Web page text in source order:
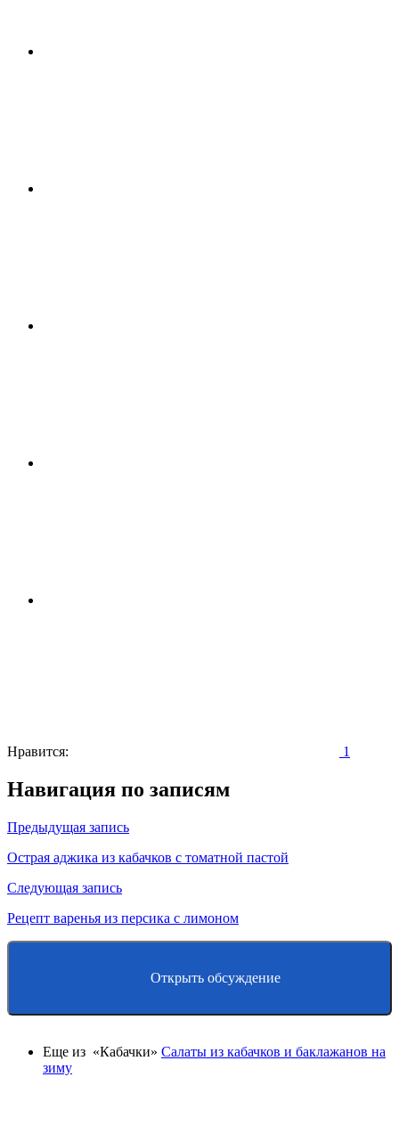
Нравится: 1
Навигация по записям
Предыдущая запись
Острая аджика из кабачков с томатной пастой
Следующая запись
Рецепт варенья из персика с лимоном
Открыть обсуждение
Еще из «Кабачки» Салаты из кабачков и баклажанов на
зиму